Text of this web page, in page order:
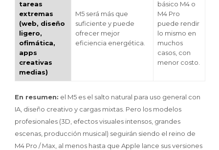
tareas
extremas
(web, diseño
ligero,
ofimática,
apps
creativas
medias)
M5 será más que
suficiente y puede
ofrecer mejor
eficiencia energética.
básico M4 o
M4 Pro
puede rendir
lo mismo en
muchos
casos, con
menor costo.
En resumen: el M5 es el salto natural para uso general con
IA, diseño creativo y cargas mixtas. Pero los modelos
profesionales (3D, efectos visuales intensos, grandes
escenas, producción musical) seguirán siendo el reino de
M4 Pro / Max, al menos hasta que Apple lance sus versiones